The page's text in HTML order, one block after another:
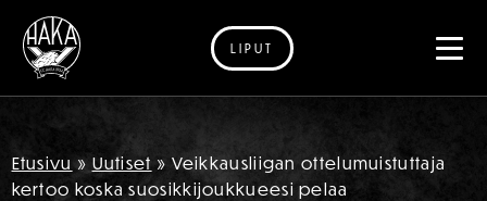
Siirry sisältöön
LIPUT
Etusivu » Uutiset » Veikkausliigan ottelumuistuttaja
kertoo koska suosikkijoukkueesi pelaa